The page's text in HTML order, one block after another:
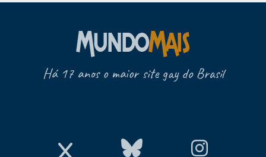
Há 17 anos o maior site gay do Brasil